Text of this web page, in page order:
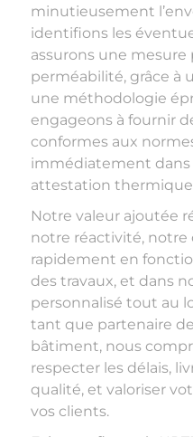
minutieusement
identifions les
assurons une mesure
perméabilité, grâce à
une méthodologie
engageons à fournir
conformes aux
immédiatement dans
attestation
Notre valeur ajoutée
notre réactivité, notre
rapidement en
des travaux, et dans
personnalisé tout au
tant que partenaire
bâtiment, nous
respecter les délais,
qualité, et valoriser
vos clients.